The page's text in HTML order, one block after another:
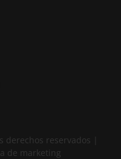
derechos reservados |
de marketing